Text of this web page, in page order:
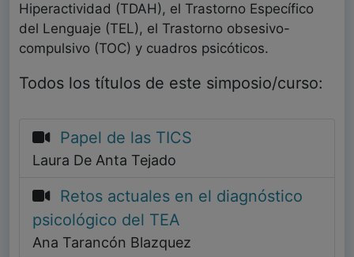
Hiperactividad (TDAH), el Trastorno Específico
del Lenguaje (TEL), el Trastorno obsesivo-
compulsivo (TOC) y cuadros psicóticos.
Todos los títulos de este simposio/curso:
Papel de las TICS
Laura De Anta Tejado
Retos actuales en el diagnóstico
psicológico del TEA
Ana Tarancón Blazquez